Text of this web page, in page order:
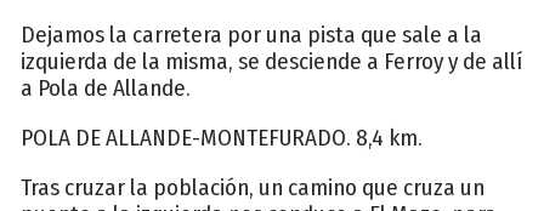
Dejamos la carretera por una pista que sale a la
izquierda de la misma, se desciende a Ferroy y de allí
a Pola de Allande.
POLA DE ALLANDE-MONTEFURADO. 8,4 km.
Tras cruzar la población, un camino que cruza un